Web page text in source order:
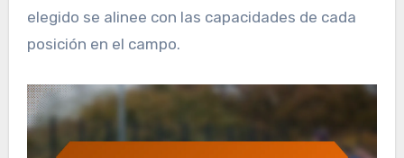
elegido se alinee con las capacidades de cada
posición en el campo.